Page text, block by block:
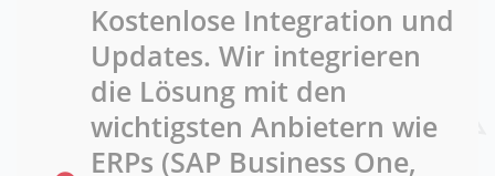
Kostenlose Integration und
Updates. Wir integrieren
die Lösung mit den
wichtigsten Anbietern wie
ERPs (SAP Business One,